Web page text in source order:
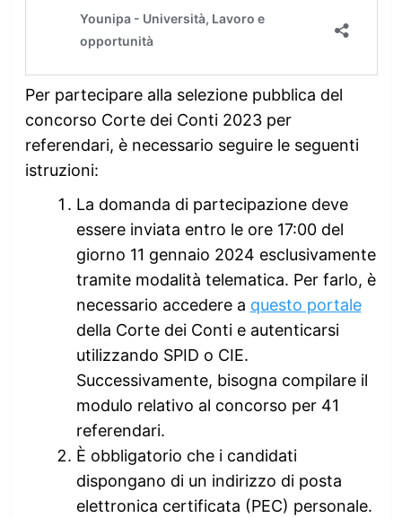
Per partecipare alla selezione pubblica del
concorso Corte dei Conti 2023 per
referendari, è necessario seguire le seguenti
istruzioni:
La domanda di partecipazione deve
essere inviata entro le ore 17:00 del
giorno 11 gennaio 2024 esclusivamente
tramite modalità telematica. Per farlo, è
necessario accedere a questo portale
della Corte dei Conti e autenticarsi
utilizzando SPID o CIE.
Successivamente, bisogna compilare il
modulo relativo al concorso per 41
referendari.
È obbligatorio che i candidati
dispongano di un indirizzo di posta
elettronica certificata (PEC) personale.